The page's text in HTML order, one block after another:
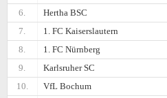
6.
Hertha BSC
7.
1. FC Kaiserslautern
8.
1. FC Nürnberg
9.
Karlsruher SC
10.
VfL Bochum